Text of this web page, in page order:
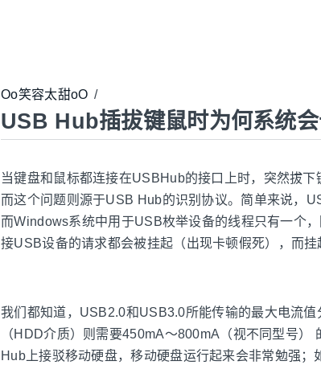
Oo笑容太甜oO /
USB Hub插拔键鼠时为何系统
当键盘和鼠标都连接在USBHub的接口上时，突然拔下
而这个问题则源于USB Hub的识别协议。简单来说，
而Windows系统中用于USB枚举设备的线程只有一个
接USB设备的请求都会被挂起（出现卡顿假死），而
我们都知道，USB2.0和USB3.0所能传输的最大电流
（HDD介质）则需要450mA～800mA（视不同型号
Hub上接驳移动硬盘，移动硬盘运行起来会非常勉强